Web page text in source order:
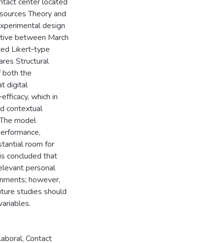
Theory and
design
between March
Likert‑type
Structural
both the
digital
which in
contextual
model
room for
concluded that
personal
however,
studies should
, Contact